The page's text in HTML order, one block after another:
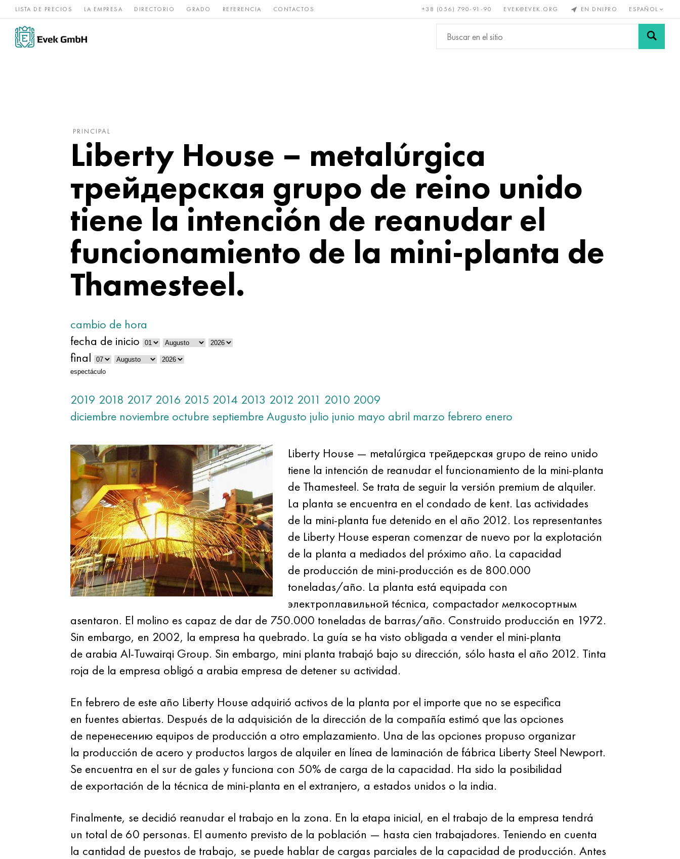
LISTA DE PRECIOS LA EMPRESA DIRECTORIO GRADO REFERENCIA CONTACTOS +38 (056) 790-91-90 EVEK@EVEK.ORG EN DNIPRO ESPAÑOL
Aleaciones de
níquel
acero Raro y Bronce, cobre, Metales no
ferrosos
Aleación de Mallas y
PRINCIPAL
Liberty House – metalúrgica
трейдерская grupo de reino unido
tiene la intención de reanudar el
funcionamiento de la mini-planta de
Thamesteel.
cambio de hora
fecha de inicio
final
espectáculo
2019 2018 2017 2016 2015 2014 2013 2012 2011 2010 2009
diciembre noviembre octubre septiembreAugusto julio junio mayo abril marzo febrero enero
Liberty House — metalúrgica трейдерская grupo de reino unido
tiene la intención de reanudar el funcionamiento de la mini-planta
de Thamesteel. Se trata de seguir la versión premium de alquiler.
La planta se encuentra en el condado de kent. Las actividades
de la mini-planta fue detenido en el año 2012. Los representantes
de Liberty House esperan comenzar de nuevo por la explotación
de la planta a mediados del próximo año. La capacidad
de producción de mini-producción es de 800.000
toneladas/año. La planta está equipada con
электроплавильной técnica, compactador мелкосортным
asentaron. El molino es capaz de dar de 750.000 toneladas de barras/año. Construido producción en 1972.
Sin embargo, en 2002, la empresa ha quebrado. La guía se ha visto obligada a vender el mini-planta
de arabia Al-Tuwairqi Group. Sin embargo, mini planta trabajó bajo su dirección, sólo hasta el año 2012. Tinta
roja de la empresa obligó a arabia empresa de detener su actividad.
En febrero de este año Liberty House adquirió activos de la planta por el importe que no se especifica
en fuentes abiertas. Después de la adquisición de la dirección de la compañía estimó que las opciones
de перенесению equipos de producción a otro emplazamiento. Una de las opciones propuso organizar
la producción de acero y productos largos de alquiler en línea de laminación de fábrica Liberty Steel Newport.
Se encuentra en el sur de gales y funciona con 50% de carga de la capacidad. Ha sido la posibilidad
de exportación de la técnica de mini-planta en el extranjero, a estados unidos o la india.
Finalmente, se decidió reanudar el trabajo en la zona. En la etapa inicial, en el trabajo de la empresa tendrá
un total de 60 personas. El aumento previsto de la población — hasta cien trabajadores. Teniendo en cuenta
la cantidad de puestos de trabajo, se puede hablar de cargas parciales de la capacidad de producción. Antes